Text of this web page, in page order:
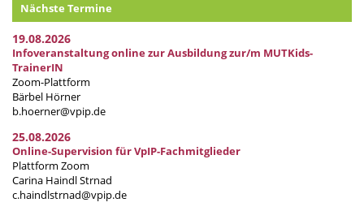
Nächste Termine
19.08.2026
Infoveranstaltung online zur Ausbildung zur/m MUTKids-
TrainerIN
Zoom-Plattform
Bärbel Hörner
b.hoerner@vpip.de
25.08.2026
Online-Supervision für VpIP-Fachmitglieder
Plattform Zoom
Carina Haindl Strnad
c.haindlstrnad@vpip.de